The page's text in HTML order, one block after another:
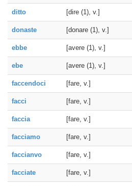
ditto [dire (1), v.]
donaste [donare (1), v.]
ebbe [avere (1), v.]
ebe [avere (1), v.]
faccendoci [fare, v.]
facci [fare, v.]
faccia [fare, v.]
facciamo [fare, v.]
faccianvo [fare, v.]
facciate [fare, v.]